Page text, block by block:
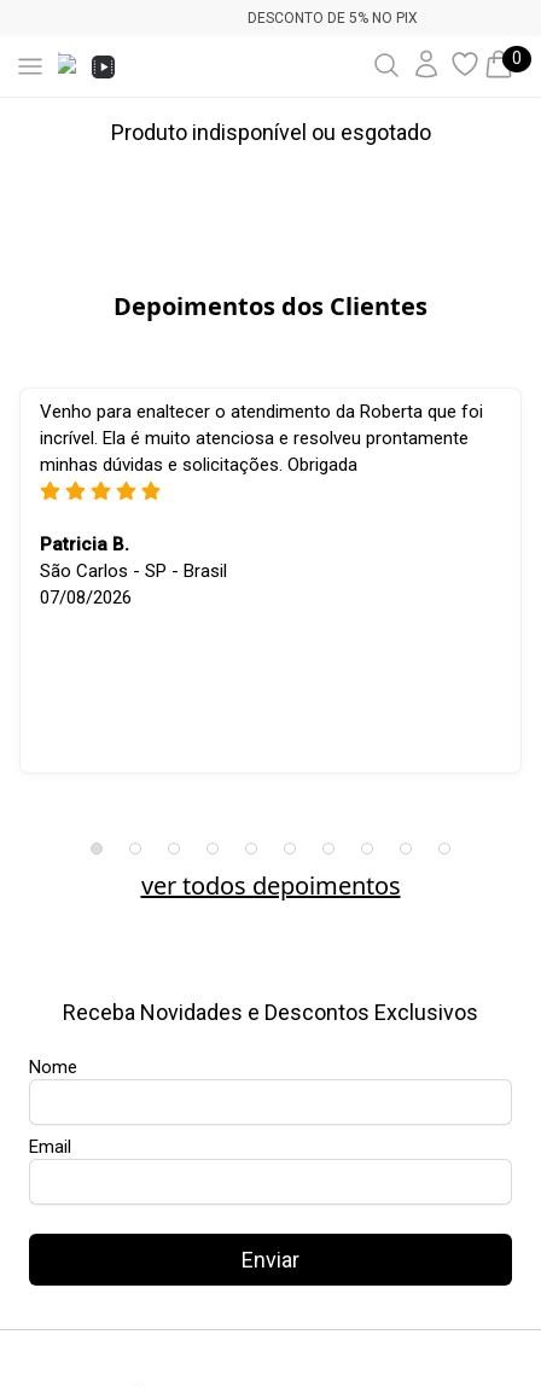
DESCONTO DE 5% NO PIX
0
Produto indisponível ou esgotado
Depoimentos dos Clientes
Venho para enaltecer o atendimento da Roberta que foi
incrível. Ela é muito atenciosa e resolveu prontamente
minhas dúvidas e solicitações. Obrigada
Patricia B.
São Carlos - SP - Brasil
07/08/2026
ver todos depoimentos
Receba Novidades e Descontos Exclusivos
Nome
Email
Enviar